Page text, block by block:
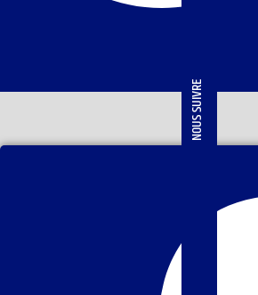
NOUS SUIVRE